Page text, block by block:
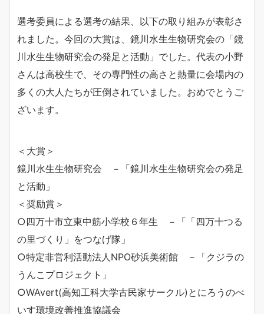
選考委員による選考の結果、以下の取り組みが表彰さ
れました。今回の大賞は、鏡川水生生物研究会の「鏡
川水生生物研究会の発足と活動」でした。代表の小野
さんは高校生で、その専門性の高さと熱量に会場内の
多くの大人たちが圧倒されていました。おめでとうご
ざいます。
＜大賞＞
鏡川水生生物研究会 －「鏡川水生生物研究会の発足
と活動」
＜奨励賞＞
○四万十市立東中筋小学校６年生 －「「四万十つる
の里づくり」をつなげ隊」
○特定非営利活動法人NPO砂浜美術館 －「クジラの
うんこプロジェクト」
○WAvert(高知工科大学古民家サークル)とにろうのべ
いす環境改善推進協議会